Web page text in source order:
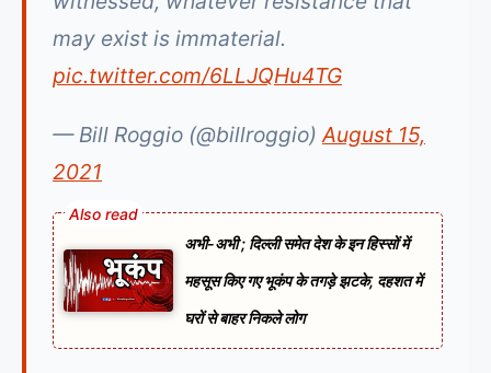
may exist is immaterial.
pic.twitter.com/6LLJQHu4TG
— Bill Roggio (@billroggio)August 15,
2021
अभी-अभी ; दिल्ली समेत देश के इन हिस्सों में
महसूस किए गए भूकंप के तगड़े झटके, दहशत में
घरों से बाहर निकले लोग